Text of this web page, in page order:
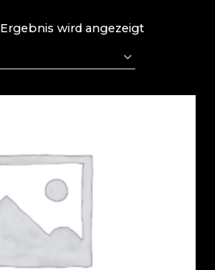
wird angezeigt